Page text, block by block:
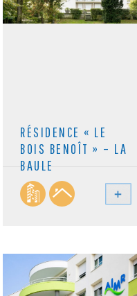
RÉSIDENCE « LE
BOIS BENOÎT » – LA
BAULE